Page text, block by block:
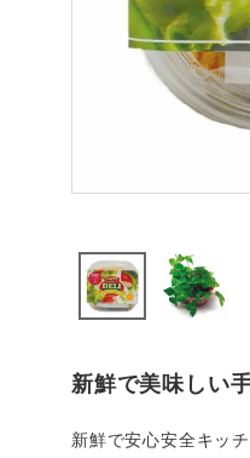
新鮮で美味しい
新鮮で安心安全キッ